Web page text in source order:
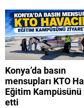
Konya’da basın
mensupları KTO
Eğitim
etti